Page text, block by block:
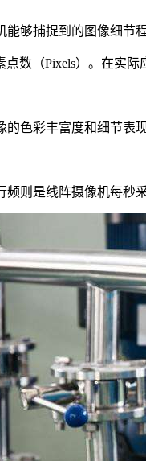
够捕捉到的图像细节
数（Pixels）。在实
色彩丰富度和细节表
则是线阵摄像机每秒